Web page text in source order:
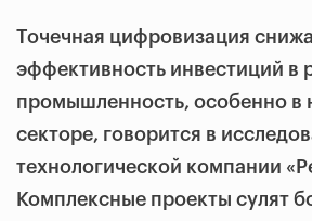
Точечная цифровизация
эффективность инвестиций в
промышленность, особенно в
секторе, говорится в
технологической компании
Комплексные проекты сулят